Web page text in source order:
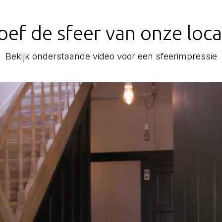
de sfeer van onze
Bekijk onderstaande video voor een sfeerimpressie